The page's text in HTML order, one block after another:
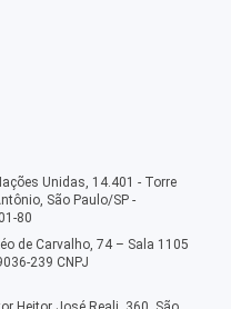
Unidas, 14.401 - Torre
São Paulo/SP -
80
de Carvalho, 74 – Sala 1105
239 CNPJ